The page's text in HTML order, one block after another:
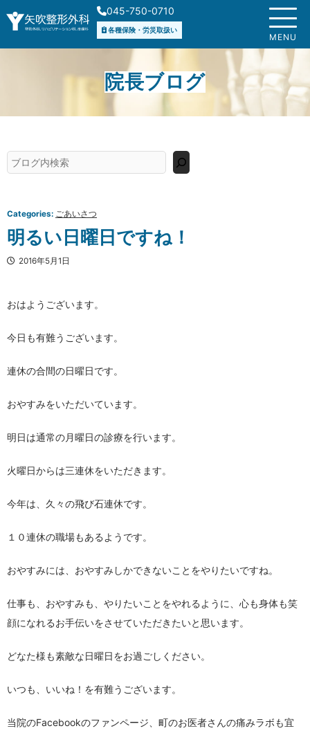
容
ス
045-750-0710
各種保険・労災取扱い
MENU
院長ブログ
検
索
Categories: ごあいさつ
明るい日曜日ですね！
2016年5月1日
おはようございます。
今日も有難うございます。
連休の合間の日曜日です。
おやすみをいただいています。
明日は通常の月曜日の診療を行います。
火曜日からは三連休をいただきます。
今年は、久々の飛び石連休です。
１０連休の職場もあるようです。
おやすみには、おやすみしかできないことをやりたいですね。
仕事も、おやすみも、やりたいことをやれるように、心も身体も笑
顔になれるお手伝いをさせていただきたいと思います。
どなた様も素敵な日曜日をお過ごしください。
いつも、いいね！を有難うございます。
当院のFacebookのファンページ、町のお医者さんの痛みラボも宜